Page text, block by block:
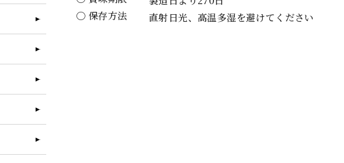
〇 保存方法
直射日光、高温多湿を避けてください